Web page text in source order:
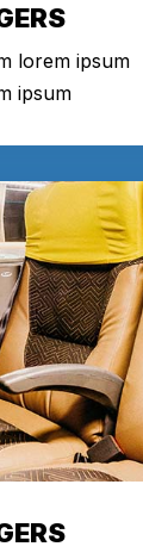
lorem ipsum
ipsum